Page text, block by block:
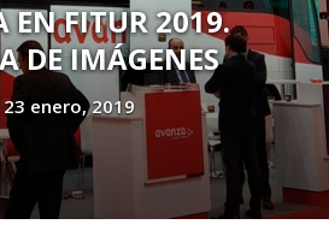
EN FITUR 2019.
DE IMÁGENES
enero, 2019